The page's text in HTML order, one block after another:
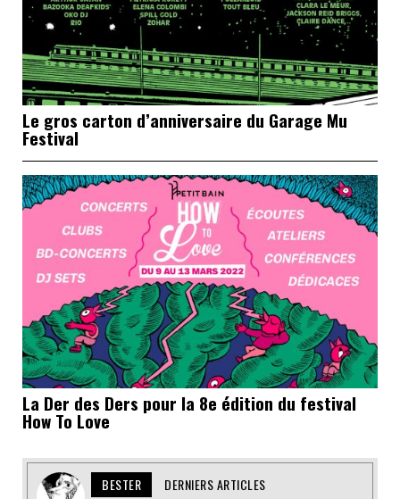
Le gros carton d’anniversaire du Garage Mu
Festival
La Der des Ders pour la 8e édition du festival
How To Love
BESTER DERNIERS ARTICLES